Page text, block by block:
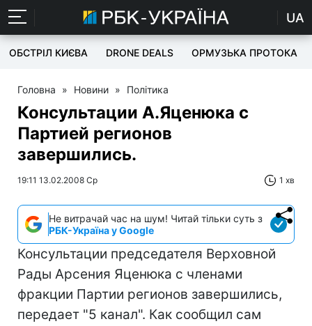
UA
ОБСТРІЛ КИЄВА DRONE DEALS ОРМУЗЬКА ПРОТОКА
Головна » Новини » Політика
Консультации А.Яценюка с
Партией регионов
завершились.
19:11 13.02.2008 Ср 1 хв
Не витрачай час на шум! Читай тільки суть з
РБК-Україна у Google
Консультации председателя Верховной
Рады Арсения Яценюка с членами
фракции Партии регионов завершились,
передает "5 канал". Как сообщил сам